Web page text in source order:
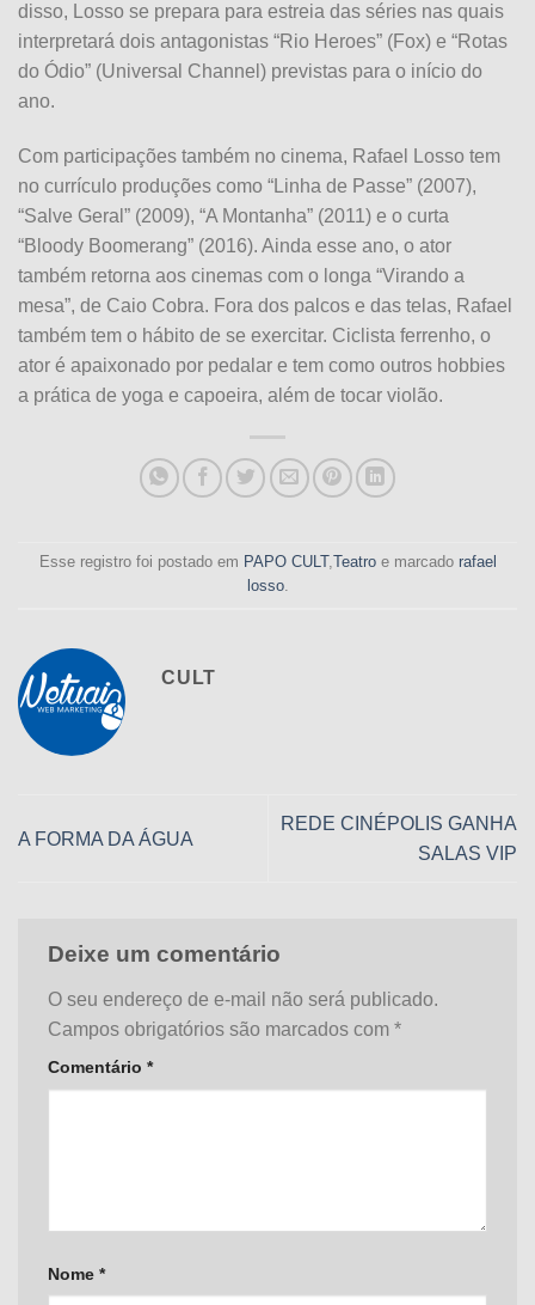
disso, Losso se prepara para estreia das séries nas quais
interpretará dois antagonistas “Rio Heroes” (Fox) e “Rotas
do Ódio” (Universal Channel) previstas para o início do
ano.
Com participações também no cinema, Rafael Losso tem
no currículo produções como “Linha de Passe” (2007),
“Salve Geral” (2009), “A Montanha” (2011) e o curta
“Bloody Boomerang” (2016). Ainda esse ano, o ator
também retorna aos cinemas com o longa “Virando a
mesa”, de Caio Cobra. Fora dos palcos e das telas, Rafael
também tem o hábito de se exercitar. Ciclista ferrenho, o
ator é apaixonado por pedalar e tem como outros hobbies
a prática de yoga e capoeira, além de tocar violão.
Esse registro foi postado em PAPO CULT,Teatroe marcado rafael
losso.
CULT
A FORMA DA ÁGUA
REDE CINÉPOLIS GANHA
SALAS VIP
Deixe um comentário
O seu endereço de e-mail não será publicado.
Campos obrigatórios são marcados com *
Comentário *
Nome *